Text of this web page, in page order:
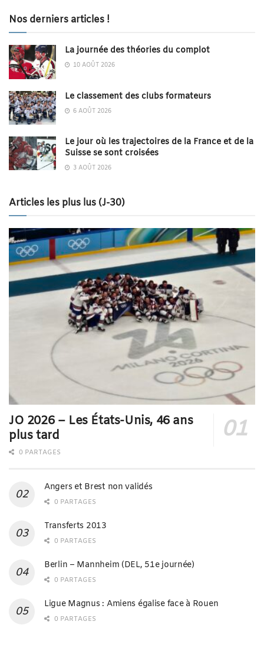
Nos derniers articles !
La journée des théories du complot
10 AOÛT 2026
Le classement des clubs formateurs
6 AOÛT 2026
Le jour où les trajectoires de la France et de la
Suisse se sont croisées
3 AOÛT 2026
Articles les plus lus (J-30)
JO 2026 – Les États-Unis, 46 ans
plus tard
0 PARTAGES
Angers et Brest non validés
0 PARTAGES
Transferts 2013
0 PARTAGES
Berlin – Mannheim (DEL, 51e journée)
0 PARTAGES
Ligue Magnus : Amiens égalise face à Rouen
0 PARTAGES